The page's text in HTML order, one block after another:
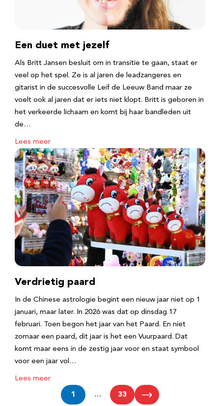
Een duet met jezelf
Als Britt Jansen besluit om in transitie te gaan, staat er
veel op het spel. Ze is al jaren de leadzangeres en
gitarist in de succesvolle Leif de Leeuw Band maar ze
voelt ook al jaren dat er iets niet klopt. Britt is geboren in
het verkeerde lichaam en komt bij haar bandleden uit
de…
Lees meer
Verdrietig paard
In de Chinese astrologie begint een nieuw jaar niet op 1
januari, maar later. In 2026 was dat op dinsdag 17
februari. Toen begon het jaar van het Paard. En niet
zomaar een paard, dit jaar is het een Vuurpaard. Dat
komt maar eens in de zestig jaar voor en staat symbool
voor een jaar vol…
Lees meer
1 … 33